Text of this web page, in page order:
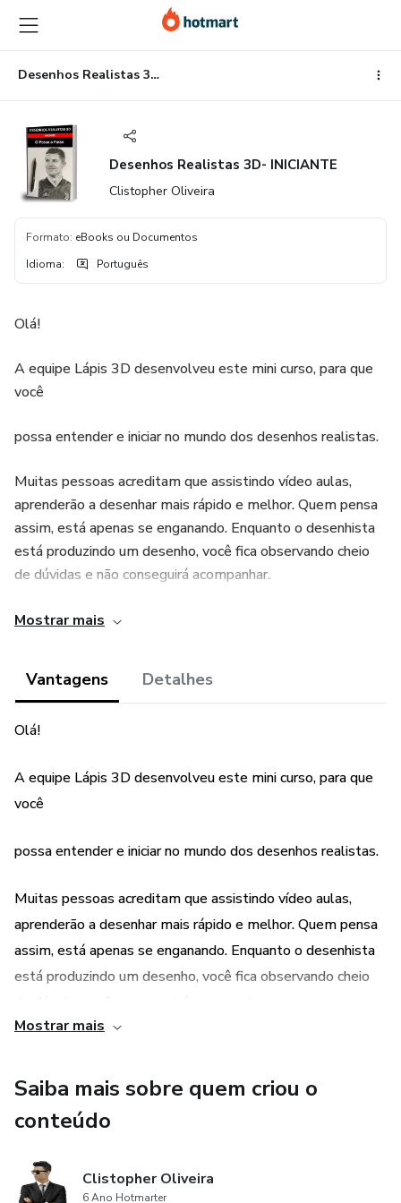
para
o
conteúdo
principal
para
o
pagamento
para
o
rodapé
Desenhos Realistas 3D- INICIANTE
Desenhos Realistas 3D- INICIANTE
Clistopher Oliveira
Formato: eBooks ou Documentos
Idioma: Português
Olá!
A equipe Lápis 3D desenvolveu este mini curso, para que
você
possa entender e iniciar no mundo dos desenhos realistas.
Muitas pessoas acreditam que assistindo vídeo aulas,
aprenderão a desenhar mais rápido e melhor. Quem pensa
assim, está apenas se enganando. Enquanto o desenhista
está produzindo um desenho, você fica observando cheio
de dúvidas e não conseguirá acompanhar.
Vídeos, TV e Fotografias, são coisas da atualidade.
milhares de anos e, pode ter certeza, eles aprenderam a
É muito simples...
ESTUDAR - ENTENDER - PRATICAR - REPETIR -
E vale lembrar que ninguém começa praticando um
desenho difícil.
Por isso, desenvolvemos este mini curso que lhe ensinará
desenhos e imagens realistas.
Mostrar mais
Vantagens Detalhes
Olá!
A equipe Lápis 3D desenvolveu este mini curso, para que
você
possa entender e iniciar no mundo dos desenhos realistas.
Muitas pessoas acreditam que assistindo vídeo aulas,
aprenderão a desenhar mais rápido e melhor. Quem pensa
assim, está apenas se enganando. Enquanto o desenhista
está produzindo um desenho, você fica observando cheio
O que deve ser entendido é que os desenhistas existem a
milhares de anos e, pode ter certeza, eles aprenderam a
Mas como eles aprenderam?
Mostrar mais
Saiba mais sobre quem criou o
conteúdo
Clistopher Oliveira
6 Ano Hotmarter